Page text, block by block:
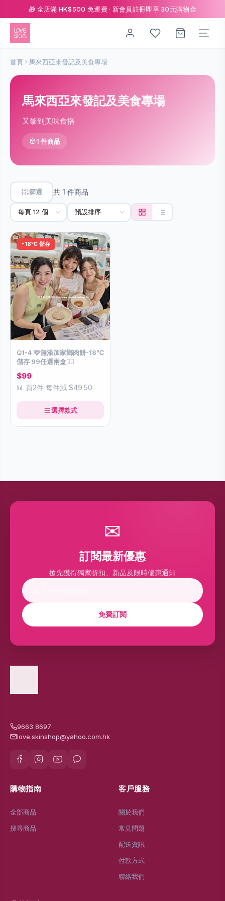
🎁 全店滿 HK$500 免運費 · 新會員註冊即享 30元購物金
首頁 馬來西亞來發記及美食專場
馬來西亞來發記及美食專場
又黎到美味食播
1 件商品
篩選 共 1 件商品
-18℃ 儲存
Q1-4 🩷無添加家鄉肉餅-18℃
儲存 99任選兩盒👇🏻
$99
📊 買2件 每件減 $49.50
選擇款式
✉
訂閱最新優惠
搶先獲得獨家折扣、新品及限時優惠通知
免費訂閱
9663 8697
love.skinshop@yahoo.com.hk
購物指南
全部商品
搜尋商品
客戶服務
關於我們
常見問題
配送資訊
付款方式
聯絡我們